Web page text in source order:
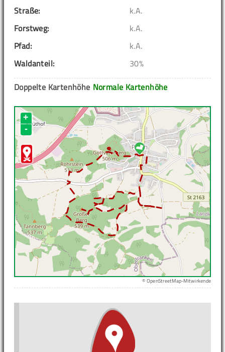
Straße:
k.A.
Forstweg:
k.A.
Pfad:
k.A.
Waldanteil:
30%
Normale Kartenhöhe
Doppelte Kartenhöhe
+
-
© OpenStreetMap-Mitwirkende